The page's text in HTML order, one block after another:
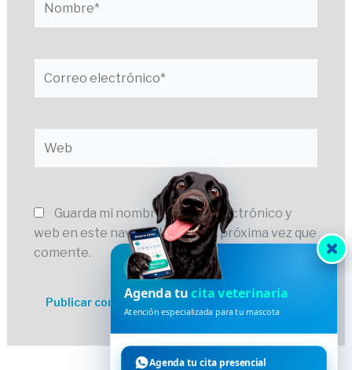
electrónico*
Guarda mi nombre, correo electrónico y
web en este navegador para la próxima vez que
comente.
HVDES
Agenda tucita veterinaria
Atención especializada para tu mascota
Agenda tu cita presencial